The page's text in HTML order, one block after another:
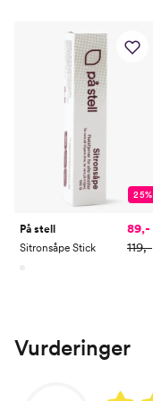
25%
På stell
Sitronsåpe Stick
89,-
119,-
Vurderinger